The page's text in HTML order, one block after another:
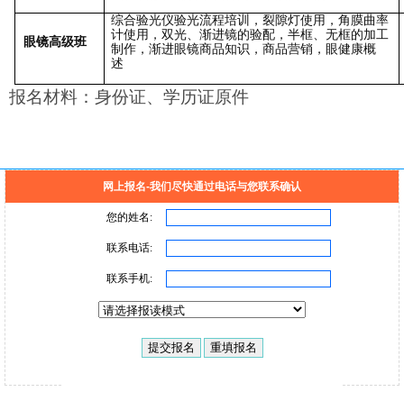
眼镜高级班
综合验光仪验光流程培训，裂隙灯使用，角膜曲率
计使用，双光、渐进镜的验配，半框、无框的加工
制作，渐进眼镜商品知识，商品营销，眼健康概
述
报名材料：身份证、学历证原件
网上报名-我们尽快通过电话与您联系确认